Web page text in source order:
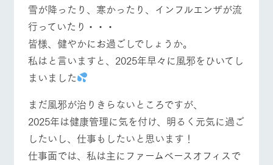
営業時
交通アク
セス
よくいた
だく質問
花のある美しい
自然環境の中、
季節の移り変わ
りを存分に味わ
う
触れて、感じ
なかで動物とふ
れあう
ら学べる様々な
アクティビティ
ン
牧場の生産品を
知り尽くした料
理人が腕を振
い、ビュッフェ
／お買い
物
丹精込めて育て
た生産品をはじ
め、牧場産の逸
牧場マップのダ
お知らせ
ブログ
お問い合わせ・資料請求
English (Google Translate)
ネットショップ
イベント/フェア レストラン/BBQ
動物とふれあう アクティビティ/体験 ショップ/お買い物
雪が降ったり、寒かったり、インフルエンザが流
行っていたり・・・
皆様、健やかにお過ごしでしょうか。
私はと言いますと、2025年早々に風邪をひいてし
まいました
まだ風邪が治りきらないところですが、
2025年は健康管理に気を付け、明るく元気に過ご
したいし、仕事もしたいと思います！
仕事面では、私は主にファームベースオフィスで